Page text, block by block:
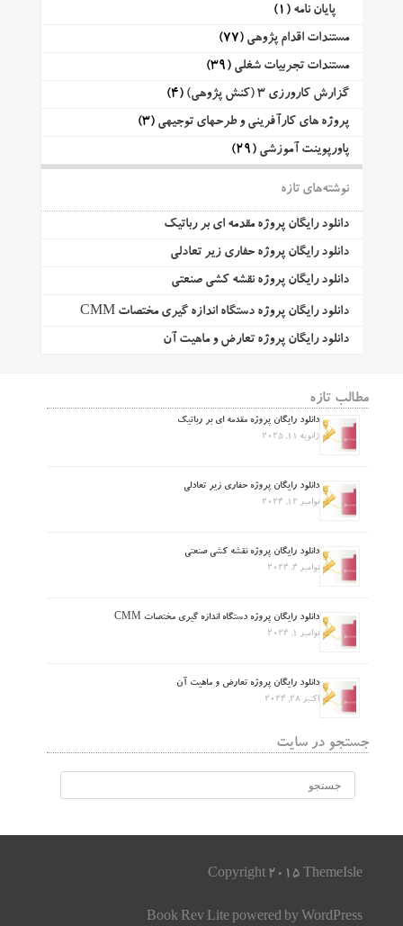
پایان نامه (1)
مستندات اقدام پژوهی (77)
مستندات تجربیات شغلی (39)
گزارش کارورزی 3 (کنش پژوهی)
(4)
پروژه های کارآفرینی و طرحهای توجیهی (3)
پاورپوینت آموزشی (29)
نوشته‌های تازه
دانلود رایگان پروژه مقدمه ای بر رباتیک
دانلود رایگان پروژه حفاری زیر تعادلی
دانلود رایگان پروژه نقشه کشی صنعتی
دانلود رایگان پروژه دستگاه اندازه گیری مختصات CMM
دانلود رایگان پروژه تعارض و ماهیت آن
مطالب تازه
دانلود رایگان پروژه مقدمه ای بر رباتیک
ژانویه 11, 2025
دانلود رایگان پروژه حفاری زیر تعادلی
نوامبر 12, 2024
دانلود رایگان پروژه نقشه کشی صنعتی
نوامبر 4, 2024
دانلود رایگان پروژه دستگاه اندازه گیری مختصات CMM
نوامبر 1, 2024
دانلود رایگان پروژه تعارض و ماهیت آن
اکتبر 28, 2024
جستجو در سایت
Copyright 2015 ThemeIsle
Book Rev Lite powered by WordPress